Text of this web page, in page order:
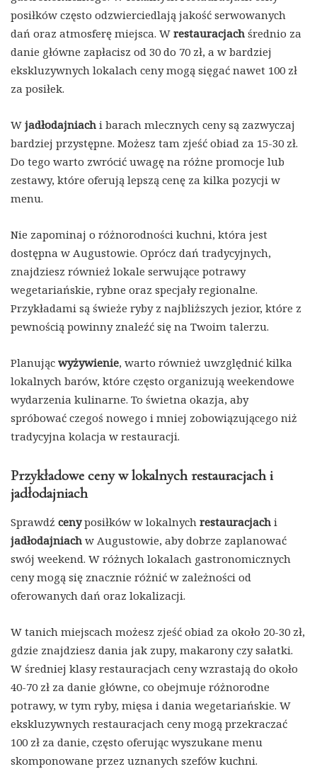
posiłków często odzwierciedlają jakość serwowanych
dań oraz atmosferę miejsca. W restauracjach średnio za
danie główne zapłacisz od 30 do 70 zł, a w bardziej
ekskluzywnych lokalach ceny mogą sięgać nawet 100 zł
za posiłek.
W jadłodajniach i barach mlecznych ceny są zazwyczaj
bardziej przystępne. Możesz tam zjeść obiad za 15-30 zł.
Do tego warto zwrócić uwagę na różne promocje lub
zestawy, które oferują lepszą cenę za kilka pozycji w
menu.
Nie zapominaj o różnorodności kuchni, która jest
dostępna w Augustowie. Oprócz dań tradycyjnych,
znajdziesz również lokale serwujące potrawy
wegetariańskie, rybne oraz specjały regionalne.
Przykładami są świeże ryby z najbliższych jezior, które z
pewnością powinny znaleźć się na Twoim talerzu.
Planując wyżywienie, warto również uwzględnić kilka
lokalnych barów, które często organizują weekendowe
wydarzenia kulinarne. To świetna okazja, aby
spróbować czegoś nowego i mniej zobowiązującego niż
tradycyjna kolacja w restauracji.
Przykładowe ceny w lokalnych restauracjach i
jadłodajniach
Sprawdź cenyposiłków w lokalnych restauracjach i
jadłodajniach w Augustowie, aby dobrze zaplanować
swój weekend. W różnych lokalach gastronomicznych
ceny mogą się znacznie różnić w zależności od
oferowanych dań oraz lokalizacji.
W tanich miejscach możesz zjeść obiad za około 20-30 zł,
gdzie znajdziesz dania jak zupy, makarony czy sałatki.
W średniej klasy restauracjach ceny wzrastają do około
40-70 zł za danie główne, co obejmuje różnorodne
potrawy, w tym ryby, mięsa i dania wegetariańskie. W
ekskluzywnych restauracjach ceny mogą przekraczać
100 zł za danie, często oferując wyszukane menu
skomponowane przez uznanych szefów kuchni.